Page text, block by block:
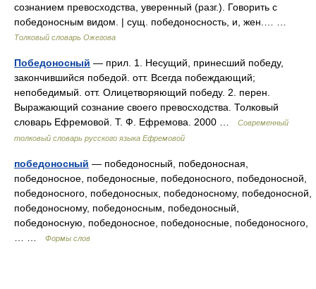
сознанием превосходства, уверенный (разг.). Говорить с
победоносным видом. | сущ. победоносность, и, жен.… …
Толковый словарь Ожегова
Победоносный — прил. 1. Несущий, принесший победу,
закончившийся победой. отт. Всегда побеждающий;
непобедимый. отт. Олицетворяющий победу. 2. перен.
Выражающий сознание своего превосходства. Толковый
словарь Ефремовой. Т. Ф. Ефремова. 2000 …
Современный
толковый словарь русского языка Ефремовой
победоносный — победоносный, победоносная,
победоносное, победоносные, победоносного, победоносной,
победоносного, победоносных, победоносному, победоносной,
победоносному, победоносным, победоносный,
победоносную, победоносное, победоносные, победоносного,
Формы слов